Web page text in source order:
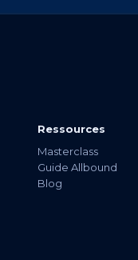
Ressources
Masterclass
Guide Allbound
Blog